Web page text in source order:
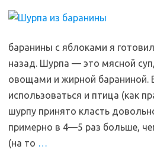
баранины с яблоками я
назад. Шурпа — это мясной
овощами и жирной бараниной.
использоваться и птица (как
шурпу принято класть
примерно в 4—5 раз больше,
(на то …